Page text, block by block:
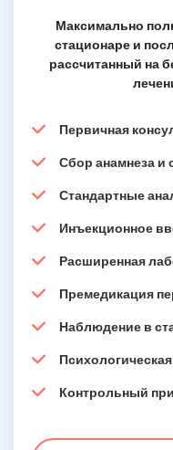
Максимально
стационаре и
рассчитанный на
Первичная
Сбор анамнеза и
Стандартные
Инъекционное
Расширенная
Премедикация
Наблюдение в
Контрольный